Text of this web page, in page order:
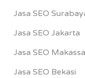
Jasa SEO
Jasa SEO Jakarta
Jasa SEO
Jasa SEO Bekasi